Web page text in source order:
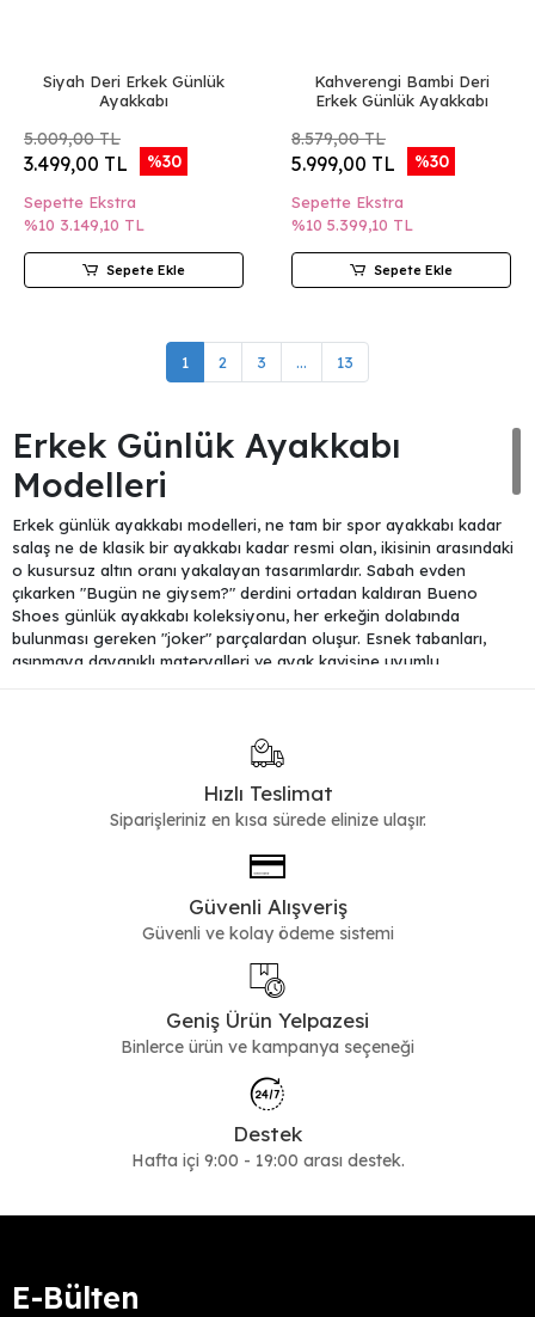
Siyah Deri Erkek Günlük
Ayakkabı
5.009,00 TL
3.499,00 TL %30
Sepette Ekstra
%10 3.149,10 TL
Sepete Ekle
Kahverengi Bambi Deri
Erkek Günlük Ayakkabı
8.579,00 TL
5.999,00 TL %30
Sepette Ekstra
%10 5.399,10 TL
Sepete Ekle
1 2 3 ... 13
Erkek Günlük Ayakkabı
Modelleri
Erkek günlük ayakkabı modelleri, ne tam bir spor ayakkabı kadar
salaş ne de klasik bir ayakkabı kadar resmi olan, ikisinin arasındaki
o kusursuz altın oranı yakalayan tasarımlardır. Sabah evden
çıkarken "Bugün ne giysem?" derdini ortadan kaldıran Bueno
Shoes günlük ayakkabı koleksiyonu, her erkeğin dolabında
bulunması gereken "joker" parçalardan oluşur. Esnek tabanları,
aşınmaya dayanıklı materyalleri ve ayak kavisine uyumlu
Her Anınıza Eşlik Eden Konfor ve
Jean, kadife pantolon veya jogger modelleriyle zahmetsizce
rutinine kadar geniş bir kullanım esnekliği sunar. Eğer tarzınızı biraz
alternatifleri harika bir seçenek olarak
değerlendirilebilir.
Daha Formel veya Yazlık Tercihler
Günlük şıklığı takım elbiselerle buluşturmanız gereken anlarda,
derinin ihtişamından faydalanmak içinklasik ayakkabı
modeller yerine tamamen yaza uygun, hafif ve nefes alan bir yapı
seçenekleri tercih edilebilir.
Tüm modelleri ve yeni sezon trendlerini detaylıca incelemek
ana kategorimize göz atabilirsiniz.
Hızlı Teslimat
Siparişleriniz en kısa sürede elinize ulaşır.
Güvenli Alışveriş
Güvenli ve kolay ödeme sistemi
Geniş Ürün Yelpazesi
Binlerce ürün ve kampanya seçeneği
Destek
Hafta içi 9:00 - 19:00 arası destek.
E-Bülten